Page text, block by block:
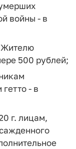
войны - в
500 рублей;
- в
г. лицам,